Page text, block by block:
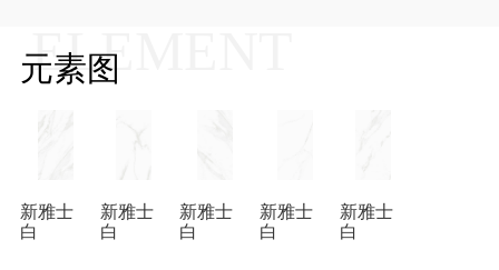
元素图
ELEMENT
新雅士
白
新雅士
白
新雅士
白
新雅士
白
新雅士
白